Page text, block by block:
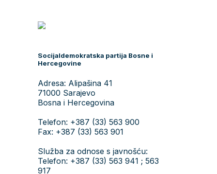
Socijaldemokratska partija Bosne i
Hercegovine
Adresa: Alipašina 41
71000 Sarajevo
Bosna i Hercegovina
Telefon: +387 (33) 563 900
Fax: +387 (33) 563 901
Služba za odnose s javnošću:
Telefon: +387 (33) 563 941 ; 563
917